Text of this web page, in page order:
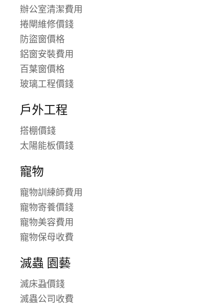
辦公室清潔費用
捲閘維修價錢
防盜窗價格
鋁窗安裝費用
百葉窗價格
玻璃工程價錢
戶外工程
搭棚價錢
太陽能板價錢
寵物
寵物訓練師費用
寵物寄養價錢
寵物美容費用
寵物保母收費
滅蟲 園藝
滅床蝨價錢
滅蟲公司收費